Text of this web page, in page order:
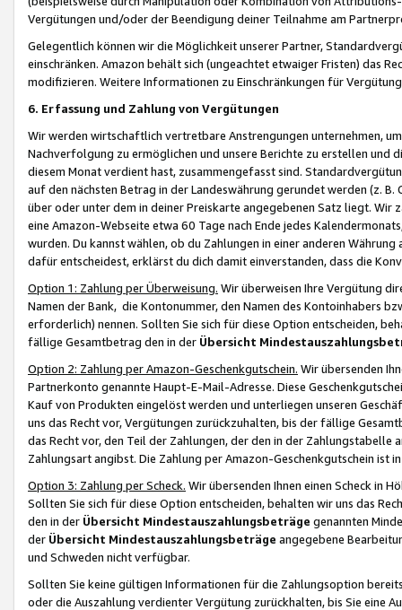
Vergütungen und/oder der Beendigung deiner Teilnahme am
Gelegentlich können wir die Möglichkeit unserer Partner,
einschränken. Amazon behält sich (ungeachtet etwaiger Fristen) das
modifizieren. Weitere Informationen zu Einschränkungen für
6. Erfassung und Zahlung von Vergütungen
Wir werden wirtschaftlich vertretbare Anstrengungen unternehmen,
Nachverfolgung zu ermöglichen und unsere Berichte zu erstellen und
diesem Monat verdient hast, zusammengefasst sind.
auf den nächsten Betrag in der Landeswährung gerundet werden (z.
über oder unter dem in deiner Preiskarte angegebenen Satz liegt.
eine Amazon-Webseite etwa 60 Tage nach Ende jedes
wurden. Du kannst wählen, ob du Zahlungen in einer anderen
dafür entscheidest, erklärst du dich damit einverstanden, dass die
Option 1: Zahlung per Überweisung. Wir überweisen Ihre Vergütung
Namen der Bank, die Kontonummer, den Namen des Kontoinhabers
erforderlich) nennen. Sollten Sie sich für diese Option entscheiden,
fällige Gesamtbetrag den in der Übersicht
Option 2: Zahlung per Amazon-Geschenkgutschein. Wir übersenden
Partnerkonto genannte Haupt-E-Mail-Adresse. Diese
Kauf von Produkten eingelöst werden und unterliegen unseren
uns das Recht vor, Vergütungen zurückzuhalten, bis der fällige
das Recht vor, den Teil der Zahlungen, der den in der
Zahlungsart angibst. Die Zahlung per Amazon-Geschenkgutschein ist
Option 3: Zahlung per Scheck. Wir übersenden Ihnen einen Scheck in
Sollten Sie sich für diese Option entscheiden, behalten wir uns das
den in der Übersicht Mindestauszahlungsbeträge genannten
der Übersicht Mindestauszahlungsbeträge angegebene
und Schweden nicht verfügbar.
Sollten Sie keine gültigen Informationen für die Zahlungsoption
oder die Auszahlung verdienter Vergütung zurückhalten, bis Sie